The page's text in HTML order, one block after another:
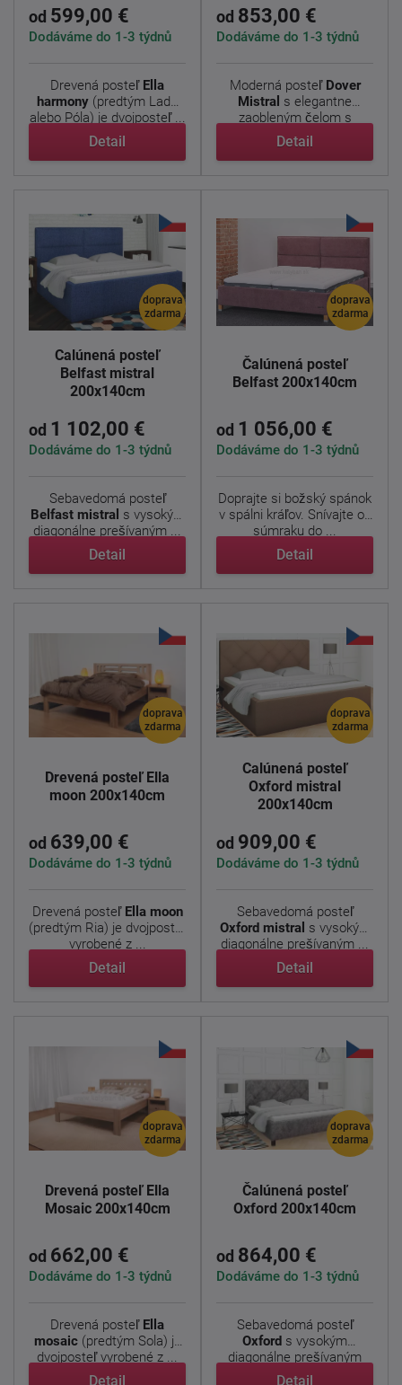
od 599,00 €
Dodáváme do 1-3 týdnů
Drevená posteľ Ella
harmony (predtým Lada
alebo Póla) je dvojposteľ ...
Detail
od 853,00 €
Dodáváme do 1-3 týdnů
Moderná posteľ Dover
Mistral s elegantne
zaobleným čelom s
decentným ...
Detail
doprava
zdarma
Čalúnená posteľ
Belfast mistral
200x140cm
od 1 102,00 €
Dodáváme do 1-3 týdnů
Sebavedomá posteľ
Belfast mistral s vysokým
diagonálne prešívaným ...
Detail
doprava
zdarma
Čalúnená posteľ
Belfast 200x140cm
od 1 056,00 €
Dodáváme do 1-3 týdnů
Doprajte si božský spánok
v spálni kráľov. Snívajte od
súmraku do ...
Detail
doprava
zdarma
Drevená posteľ Ella
moon 200x140cm
od 639,00 €
Dodáváme do 1-3 týdnů
Drevená posteľ Ella moon
(predtým Ria) je dvojposteľ
vyrobené z ...
Detail
doprava
zdarma
Čalúnená posteľ
Oxford mistral
200x140cm
od 909,00 €
Dodáváme do 1-3 týdnů
Sebavedomá posteľ
Oxford mistral s vysokým
diagonálne prešívaným ...
Detail
doprava
zdarma
Drevená posteľ Ella
Mosaic 200x140cm
od 662,00 €
Dodáváme do 1-3 týdnů
Drevená posteľ Ella
mosaic(predtým Sola) je
dvojposteľ vyrobené z ...
Detail
doprava
zdarma
Čalúnená posteľ
Oxford 200x140cm
od 864,00 €
Dodáváme do 1-3 týdnů
Sebavedomá posteľ
Oxford s vysokým
diagonálne prešívaným
čelom v ...
Detail